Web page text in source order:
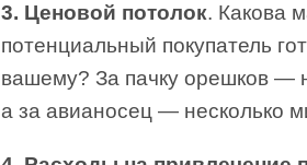
3. Ценовой потолок. Какова
потенциальный покупатель
вашему? За пачку орешков —
а за авианосец — несколько